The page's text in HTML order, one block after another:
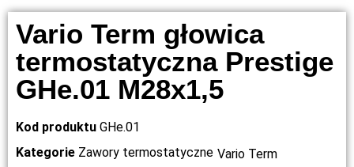
Vario Term głowica
termostatyczna Prestige
GHe.01 M28x1,5
Kod produktu GHe.01
Kategorie Zawory termostatyczne Vario Term